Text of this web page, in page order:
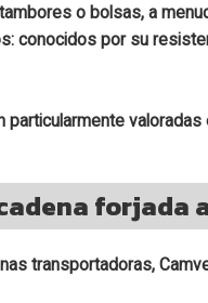
o bolsas, a
conocidos por su
forjada
transportadoras,